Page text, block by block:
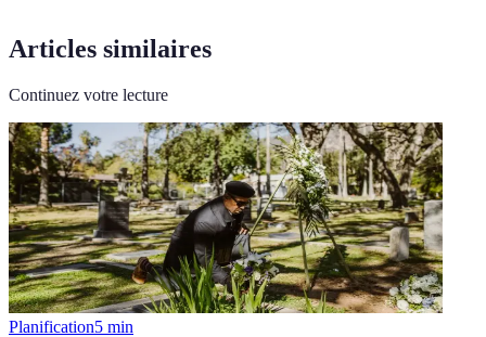
Articles similaires
Continuez votre lecture
Planification5 min